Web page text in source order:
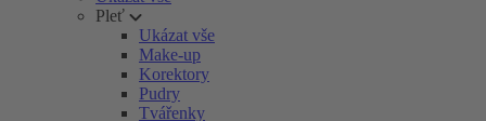
Pleť
Ukázat vše
Make-up
Korektory
Pudry
Tvářenky